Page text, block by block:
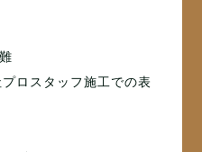
ロスタッフ施工での表